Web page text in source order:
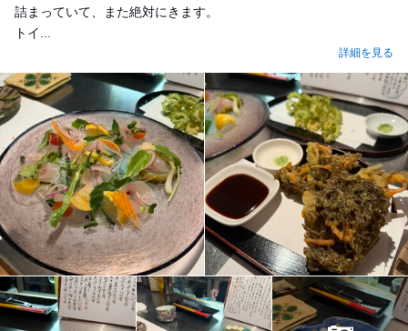
詰まっていて、また絶対にきます。
トイ...
詳細を見る